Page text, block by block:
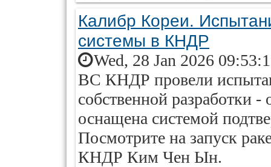
Калибр Кореи.
системы в КНДР
Wed, 28 Jan 2026
ВС КНДР провели
собственной разработки
оснащена системой
Посмотрите на запуск
КНДР Ким Чен Ын.